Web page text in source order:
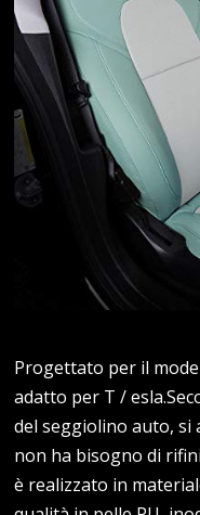
Progettato per il
adatto per T /
del seggiolino auto, si
non ha bisogno di
è realizzato in